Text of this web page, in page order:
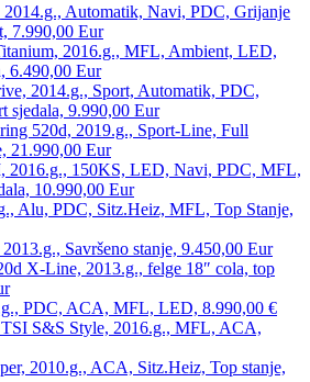
Automatik, Navi, PDC, Grijanje
7.990,00 Eur
2016.g., MFL, Ambient, LED,
6.490,00 Eur
2014.g., Sport, Automatik, PDC,
sjedala, 9.990,00 Eur
520d, 2019.g., Sport-Line, Full
21.990,00 Eur
2016.g., 150KS, LED, Navi, PDC, MFL,
10.990,00 Eur
Alu, PDC, Sitz.Heiz, MFL, Top Stanje,
Savršeno stanje, 9.450,00 Eur
X-Line, 2013.g., felge 18″ cola, top
PDC, ACA, MFL, LED, 8.990,00 €
TSI S&S Style, 2016.g., MFL, ACA,
2010.g., ACA, Sitz.Heiz, Top stanje,